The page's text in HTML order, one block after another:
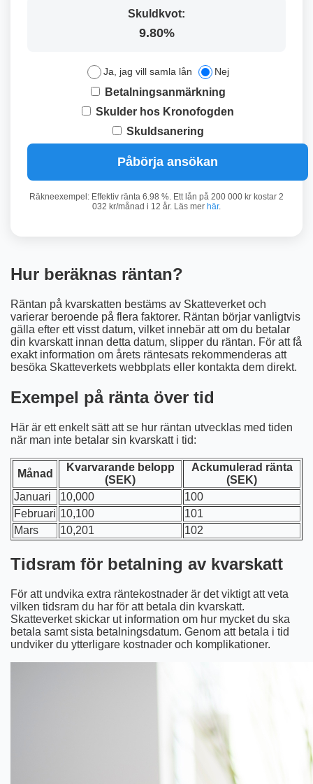
Skuldkvot:
9.80%
Ja, jag vill samla lån Nej
Betalningsanmärkning
Skulder hos Kronofogden
Skuldsanering
Påbörja ansökan
Räkneexempel: Effektiv ränta 6.98 %. Ett lån på 200 000 kr kostar 2
032 kr/månad i 12 år. Läs mer här.
Hur beräknas räntan?
Räntan på kvarskatten bestäms av Skatteverket och
varierar beroende på flera faktorer. Räntan börjar vanligtvis
gälla efter ett visst datum, vilket innebär att om du betalar
din kvarskatt innan detta datum, slipper du räntan. För att få
exakt information om årets räntesats rekommenderas att
besöka Skatteverkets webbplats eller kontakta dem direkt.
Exempel på ränta över tid
Här är ett enkelt sätt att se hur räntan utvecklas med tiden
när man inte betalar sin kvarskatt i tid:
Månad
Kvarvarande belopp
(SEK)
Ackumulerad ränta
(SEK)
Januari
10,000
100
Februari 10,100
101
Mars
10,201 102
Tidsram för betalning av kvarskatt
För att undvika extra räntekostnader är det viktigt att veta
vilken tidsram du har för att betala din kvarskatt.
Skatteverket skickar ut information om hur mycket du ska
betala samt sista betalningsdatum. Genom att betala i tid
undviker du ytterligare kostnader och komplikationer.